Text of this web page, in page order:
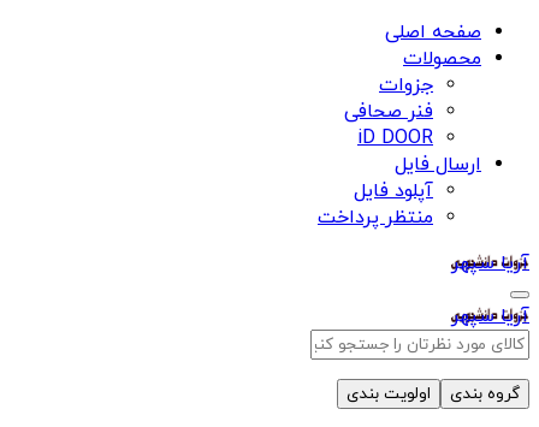
صفحه اصلی
محصولات
جزوات
فنر صحافی
iD DOOR
ارسال فایل
آپلود فایل
منتظر پرداخت
آریا سپهر
آریا سپهر
گروه بندی اولویت بندی